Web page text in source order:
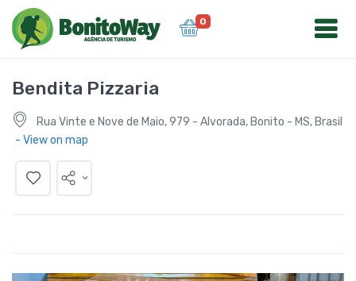
0
Bendita Pizzaria
Rua Vinte e Nove de Maio, 979 - Alvorada, Bonito - MS, Brasil
- View on map